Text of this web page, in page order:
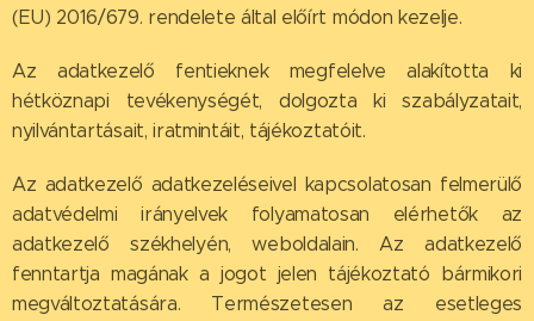
(EU) 2016/679. rendelete által előírt módon kezelje.
Az adatkezelő fentieknek megfelelve alakította ki
hétköznapi tevékenységét, dolgozta ki szabályzatait,
nyilvántartásait, iratmintáit, tájékoztatóit.
Az adatkezelő adatkezeléseivel kapcsolatosan felmerülő
adatvédelmi irányelvek folyamatosan elérhetők az
adatkezelő székhelyén, weboldalain. Az adatkezelő
fenntartja magának a jogot jelen tájékoztató bármikori
megváltoztatására. Természetesen az esetleges